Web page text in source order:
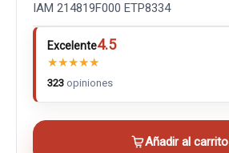
IAM 214819F000 ETP8334
Excelente4.5
★★★★★
323 opiniones
Añadir al carrito